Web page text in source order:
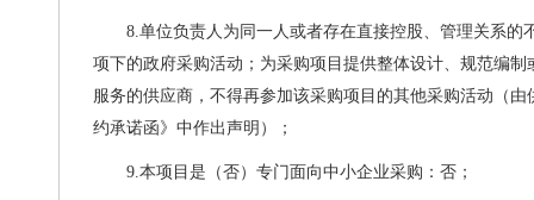
8.单位负责人为同一人或者存在直接控股、管理关系的
项下的政府采购活动；为采购项目提供整体设计、规范编
服务的供应商，不得再参加该采购项目的其他采购活动（
约承诺函》中作出声明）；
9.本项目是（否）专门面向中小企业采购：否 ；